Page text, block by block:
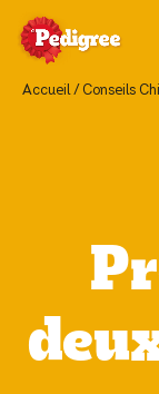
Accueil Conseils